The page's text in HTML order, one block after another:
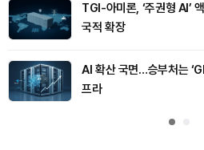
TGI-아미론, ‘주권형 AI’
국적 확장
AI 확산 국면…승부처는
프라